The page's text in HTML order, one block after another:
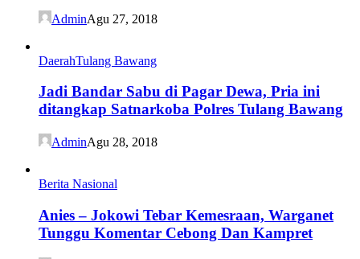
AdminAgu 27, 2018
DaerahTulang Bawang
Jadi Bandar Sabu di Pagar Dewa, Pria ini
ditangkap Satnarkoba Polres Tulang Bawang
AdminAgu 28, 2018
Berita Nasional
Anies – Jokowi Tebar Kemesraan, Warganet
Tunggu Komentar Cebong Dan Kampret